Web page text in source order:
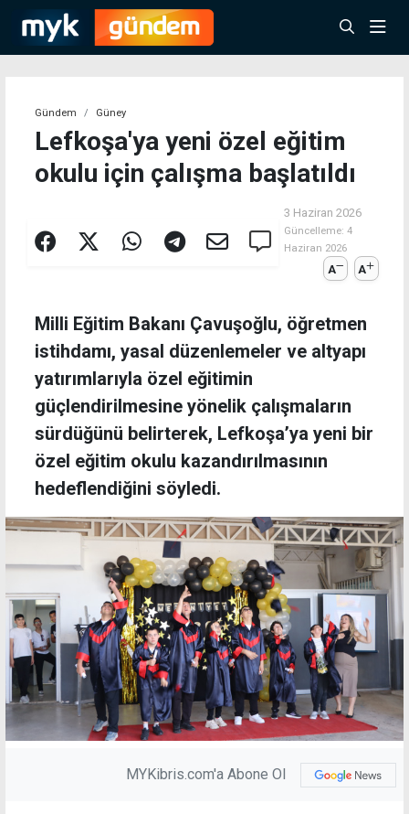
Gündem Güney
Lefkoşa'ya yeni özel eğitim
okulu için çalışma başlatıldı
3 Haziran 2026
Güncelleme:4
Haziran 2026
A A
Milli Eğitim Bakanı Çavuşoğlu, öğretmen
istihdamı, yasal düzenlemeler ve altyapı
yatırımlarıyla özel eğitimin
güçlendirilmesine yönelik çalışmaların
sürdüğünü belirterek, Lefkoşa’ya yeni bir
özel eğitim okulu kazandırılmasının
hedeflendiğini söyledi.
MYKibris.com'a Abone Ol